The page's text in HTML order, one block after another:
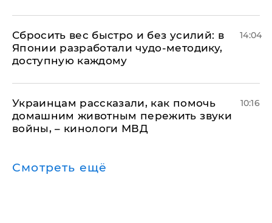
Сбросить вес быстро и без усилий: в
Японии разработали чудо-методику,
доступную каждому
14:04
Украинцам рассказали, как помочь
домашним животным пережить звуки
войны, – кинологи МВД
10:16
Смотреть ещё